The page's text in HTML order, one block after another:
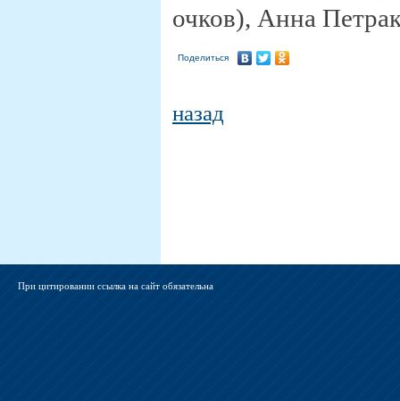
очков), Анна
Поделиться
назад
При цитировании ссылка на сайт обязательна